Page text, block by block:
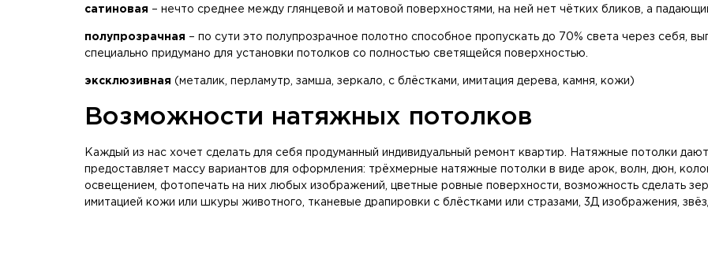
сатиновая – нечто среднее между глянцевой и матовой поверхностями, на ней нет чётких бликов, а
полупрозрачная – по сути это полупрозрачное полотно способное пропускать до 70% света через себя,
специально придумано для установки потолков со полностью светящейся поверхностью.
эксклюзивная (металик, перламутр, замша, зеркало, с блёстками, имитация дерева, камня, кожи)
Возможности натяжных потолков
Каждый из нас хочет сделать для себя продуманный индивидуальный ремонт квартир. Натяжные потолки
предоставляет массу вариантов для оформления: трёхмерные натяжные потолки в виде арок, волн, дюн,
освещением, фотопечать на них любых изображений, цветные ровные поверхности, возможность сделать
имитацией кожи или шкуры животного, тканевые драпировки с блёстками или стразами, 3Д изображения,